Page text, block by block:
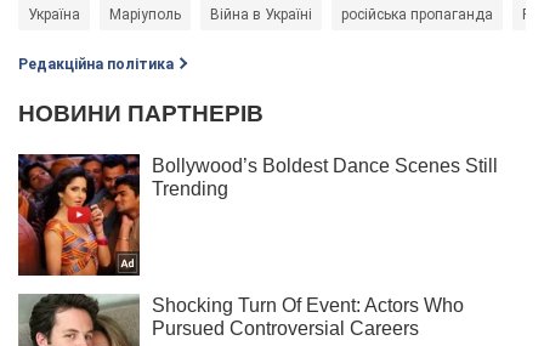
Україна Маріуполь Війна в Україні російська пропаганда
Редакційна політика